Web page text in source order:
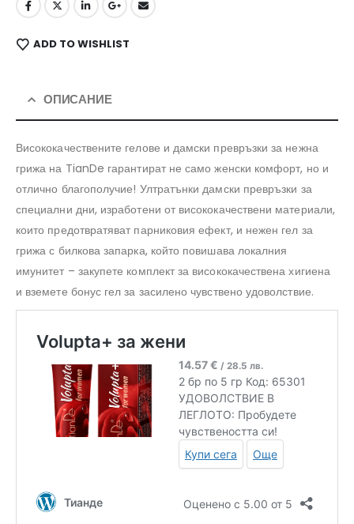
ADD TO WISHLIST
ОПИСАНИЕ
Висококачествените гелове и дамски превръзки за нежна
грижа на TianDe гарантират не само женски комфорт, но и
отлично благополучие! Ултратънки дамски превръзки за
специални дни, изработени от висококачествени материали,
които предотвратяват парниковия ефект, и нежен гел за
грижа с билкова запарка, който повишава локалния
имунитет – закупете комплект за висококачествена хигиена
и вземете бонус гел за засилено чувствено удоволствие.